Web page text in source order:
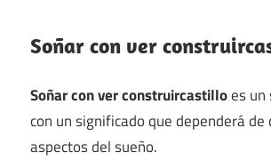
Soñar con ver
Soñar con ver construircastilloes un
con un significado que dependerá
aspectos del sueño.